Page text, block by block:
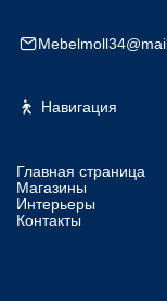
Навигация
Главная страница
Магазины
Интерьеры
Контакты